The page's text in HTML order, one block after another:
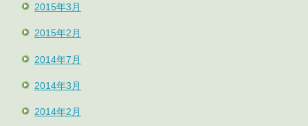
2015年3月
2015年2月
2014年7月
2014年3月
2014年2月